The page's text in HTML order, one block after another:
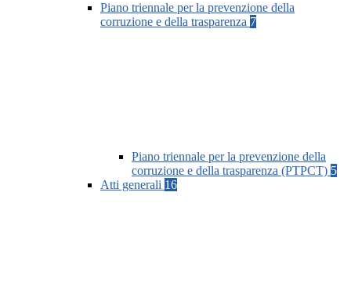
Piano triennale per la prevenzione della
corruzione e della trasparenza 7
Piano triennale per la prevenzione della
corruzione e della trasparenza (PTPCT) 5
Atti generali 16